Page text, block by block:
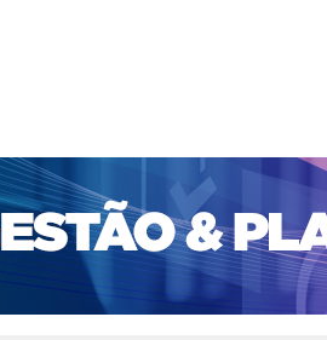
ACESSO CADASTRO
DA UNIFACS
SUBMISSÕES
DE ARTIGOS
TUTORIAL PARA
Machado